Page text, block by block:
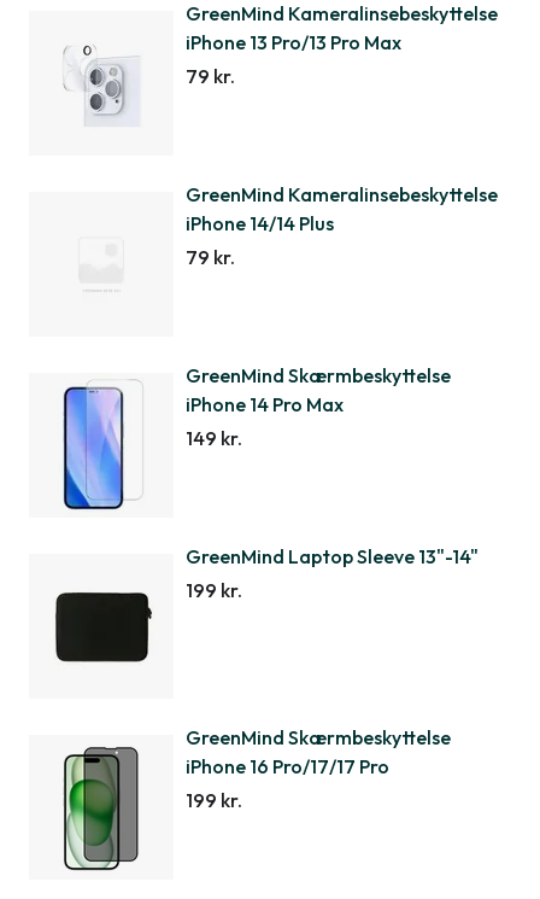
GreenMind Kameralinsebeskyttelse
iPhone 13 Pro/13 Pro Max
79 kr.
GreenMind Kameralinsebeskyttelse
iPhone 14/14 Plus
79 kr.
GreenMind Skærmbeskyttelse
iPhone 14 Pro Max
149 kr.
GreenMind Laptop Sleeve 13"-14"
199 kr.
GreenMind Skærmbeskyttelse
iPhone 16 Pro/17/17 Pro
199 kr.